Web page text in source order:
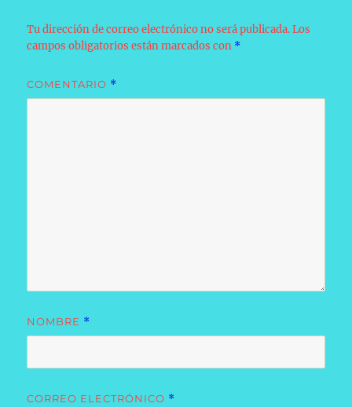
Tu dirección de correo electrónico no será publicada. Los
campos obligatorios están marcados con *
COMENTARIO *
NOMBRE *
CORREO ELECTRÓNICO *